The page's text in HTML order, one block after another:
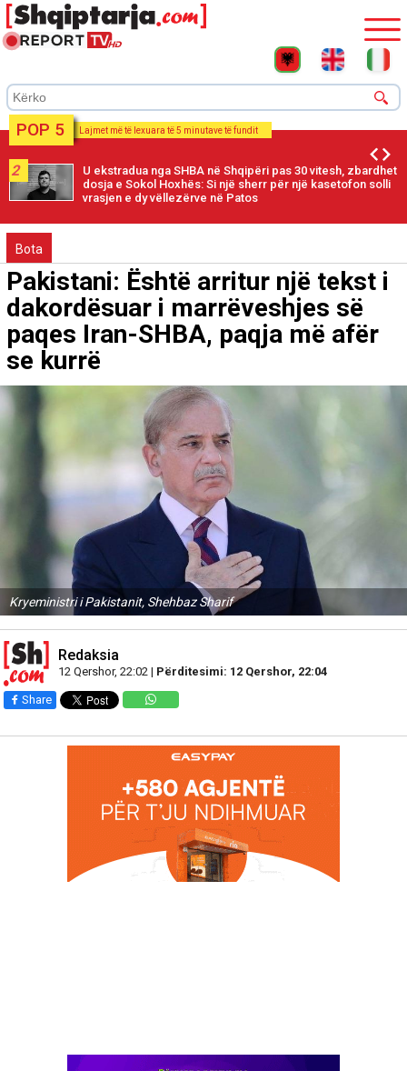
POP 5 Lajmet më të lexuara të 5 minutave të fundit
2
U ekstradua nga SHBA në Shqipëri pas 30 vitesh, zbardhet
dosja e Sokol Hoxhës: Si një sherr për një kasetofon solli
vrasjen e dy vëllezërve në Patos
Bota
Pakistani: Është arritur një tekst i
dakordësuar i marrëveshjes së
paqes Iran-SHBA, paqja më afër
se kurrë
Kryeministri i Pakistanit, Shehbaz Sharif
Redaksia
12 Qershor, 22:02 | Përditesimi: 12 Qershor, 22:04
Share